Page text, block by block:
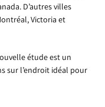
D’autres villes
Victoria et
étude est un
sur l’endroit idéal pour